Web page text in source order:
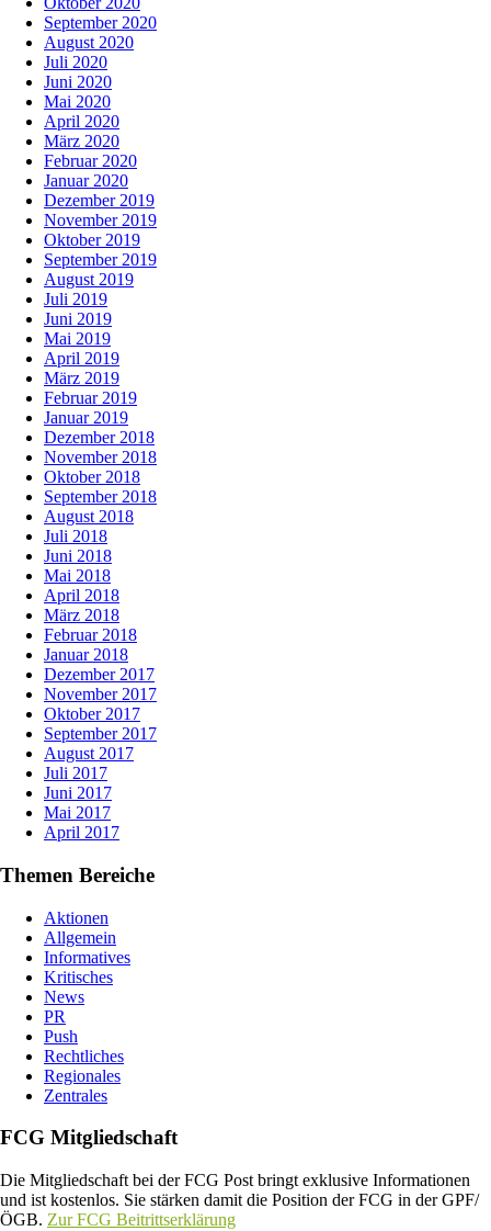
September 2020
August 2020
Juli 2020
Juni 2020
Mai 2020
April 2020
März 2020
Februar 2020
Januar 2020
Dezember 2019
November 2019
Oktober 2019
September 2019
August 2019
Juli 2019
Juni 2019
Mai 2019
April 2019
März 2019
Februar 2019
Januar 2019
Dezember 2018
November 2018
Oktober 2018
September 2018
August 2018
Juli 2018
Juni 2018
Mai 2018
April 2018
März 2018
Februar 2018
Januar 2018
Dezember 2017
November 2017
Oktober 2017
September 2017
August 2017
Juli 2017
Juni 2017
Mai 2017
April 2017
Themen Bereiche
Aktionen
Allgemein
Informatives
Kritisches
News
PR
Push
Rechtliches
Regionales
Zentrales
FCG Mitgliedschaft
Die Mitgliedschaft bei der FCG Post bringt exklusive Informationen
und ist kostenlos. Sie stärken damit die Position der FCG in der GPF/
ÖGB. Zur FCG Beitrittserklärung